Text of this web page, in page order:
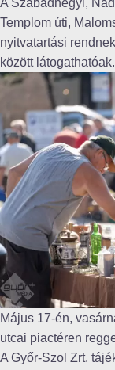
Templom úti,
nyitvatartási
között látogathatóak.
Május 17-én,
utcai piactéren
A Győr-Szol Zrt.